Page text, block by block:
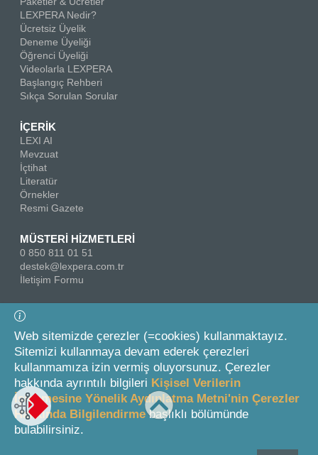
LEXPERA Nedir?
Ücretsiz Üyelik
Deneme Üyeliği
Öğrenci Üyeliği
Videolarla LEXPERA
Başlangıç Rehberi
Sıkça Sorulan Sorular
İÇERİK
LEXI AI
Mevzuat
İçtihat
Literatür
Örnekler
Resmi Gazete
MÜSTERİ HİZMETLERİ
0 850 811 01 51
destek@lexpera.com.tr
İletişim Formu
Bizi Takip Edin
© 2026 On İki Levha Yayıncılık A.Ş.
Web sitemizde çerezler (=cookies) kullanmaktayız.
Sitemizi kullanmaya devam ederek çerezleri
kullanmamıza izin vermiş oluyorsunuz. Çerezler
hakkında ayrıntılı bilgileri Kişisel Verilerin
İşlenmesine Yönelik Aydınlatma Metni'nin Çerezler
Hakkında Bilgilendirmebaşlıklı bölümünde
bulabilirsiniz.